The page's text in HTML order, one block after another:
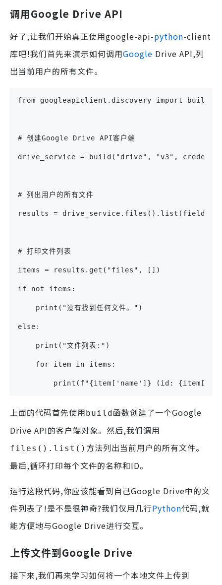
调用Google Drive API
好了,让我们开始真正使用google-api-python-client
库吧!我们首先来演示如何调用Google Drive API,列
出当前用户的所有文件。
from googleapiclient.discovery import build
# 创建Google Drive API客户端
drive_service = build("drive", "v3",
# 列出用户的所有文件
results =
# 打印文件列表
items = results.get("files", [])
if not items:
    print("没有找到任何文件。")
else:
    print("文件列表:")
    for item in items:
print(f"{item['name']} (id:
上面的代码首先使用 build 函数创建了一个Google
Drive API的客户端对象。然后,我们调用
files().list() 方法列出当前用户的所有文件。
最后,循环打印每个文件的名称和ID。
运行这段代码,你应该能看到自己Google Drive中的文
件列表了!是不是很神奇?我们仅用几行Python代码,就
能方便地与Google Drive进行交互。
上传文件到Google Drive
接下来,我们再来学习如何将一个本地文件上传到